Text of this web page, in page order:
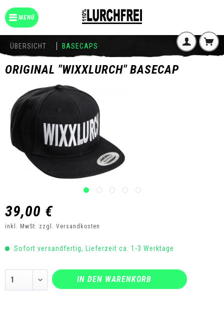
MENÜ
ÜBERSICHT BASECAPS
ORIGINAL "WIXXLURCH" BASECAP
39,00 €
inkl. MwSt. zzgl. Versandkosten
Sofort versandfertig, Lieferzeit ca. 1-3 Werktage
IN DEN WARENKORB